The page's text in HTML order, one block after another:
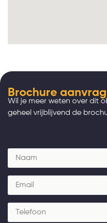
Brochure
Wil je meer weten over dit
geheel vrijblijvend de
Naam
Email
Telefoon